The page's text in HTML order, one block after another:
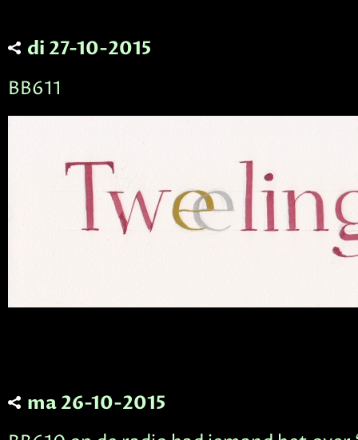
di 27-10-2015
BB611
ma 26-10-2015